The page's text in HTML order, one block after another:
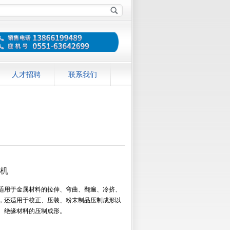
人才招聘 联系我们
用于金属材料的拉伸、弯曲、翻遍、冷挤、
还适用于校正、压装、粉末制品压制成形以
绝缘材料的压制成形。